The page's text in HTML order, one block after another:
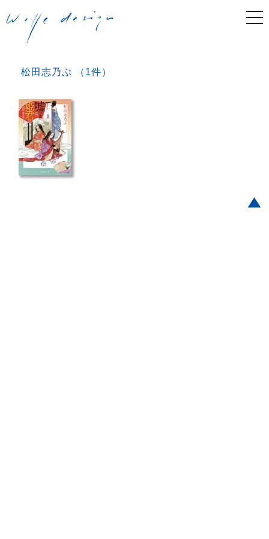
松田志乃ぶ （1件）